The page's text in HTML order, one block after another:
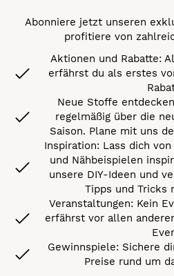
Abonniere jetzt unseren
profitiere von
Aktionen und Rabatte:
erfährst du als erstes
Neue Stoffe
regelmäßig über die
Saison. Plane mit uns
Inspiration: Lass dich
und Nähbeispielen
unsere DIY-Ideen und
Tipps und Tricks
Veranstaltungen: Kein
erfährst vor allen
Gewinnspiele: Sichere
Preise rund um